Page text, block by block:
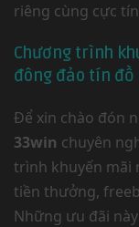
riêng cùng cực
Chương trình
đông đảo tín đồ
Để xin chào đón
33win chuyên
trình khuyến mãi
tiền thưởng,
Những ưu đãi